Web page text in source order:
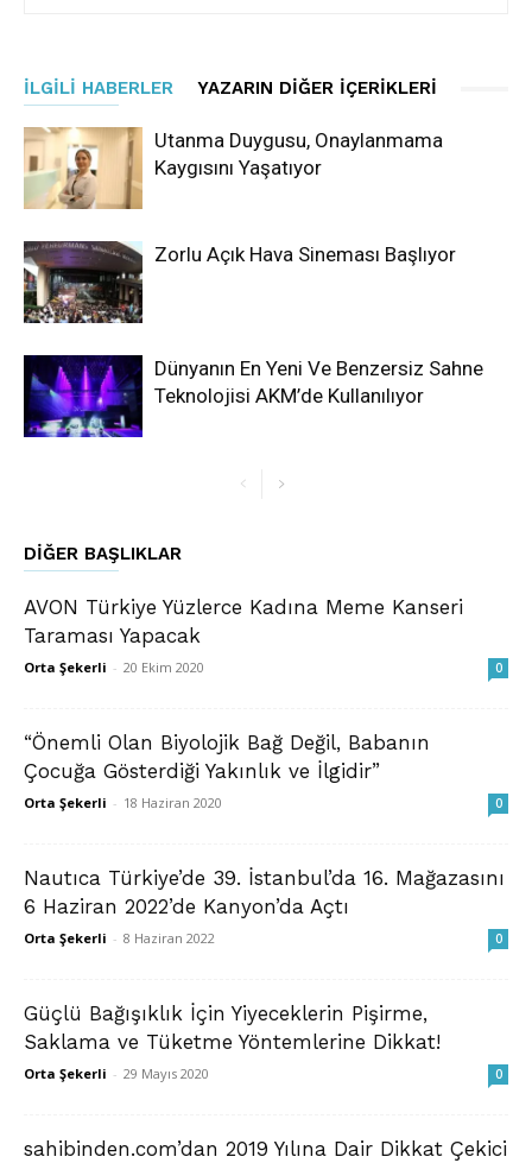
İLGILI HABERLER YAZARIN DIĞER İÇERIKLERI
Utanma Duygusu, Onaylanmama
Kaygısını Yaşatıyor
Zorlu Açık Hava Sineması Başlıyor
Dünyanın En Yeni Ve Benzersiz Sahne
Teknolojisi AKM’de Kullanılıyor
DIĞER BAŞLIKLAR
AVON Türkiye Yüzlerce Kadına Meme Kanseri
Taraması Yapacak
Orta Şekerli - 20 Ekim 2020 0
“Önemli Olan Biyolojik Bağ Değil, Babanın
Çocuğa Gösterdiği Yakınlık ve İlgidir”
Orta Şekerli - 18 Haziran 2020 0
Nautıca Türkiye’de 39. İstanbul’da 16. Mağazasını
6 Haziran 2022’de Kanyon’da Açtı
Orta Şekerli - 8 Haziran 2022 0
Güçlü Bağışıklık İçin Yiyeceklerin Pişirme,
Saklama ve Tüketme Yöntemlerine Dikkat!
Orta Şekerli - 29 Mayıs 2020 0
sahibinden.com’dan 2019 Yılına Dair Dikkat Çekici